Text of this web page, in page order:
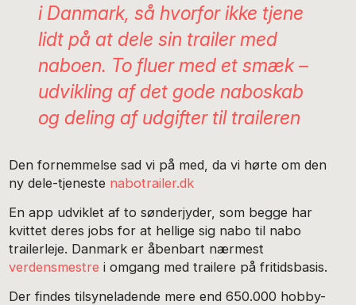
i Danmark, så hvorfor ikke tjene
lidt på at dele sin trailer med
naboen. To fluer med et smæk –
udvikling af det gode naboskab
og deling af udgifter til traileren
Den fornemmelse sad vi på med, da vi hørte om den
ny dele-tjeneste nabotrailer.dk
En app udviklet af to sønderjyder, som begge har
kvittet deres jobs for at hellige sig nabo til nabo
trailerleje. Danmark er åbenbart nærmest
verdensmestre i omgang med trailere på fritidsbasis.
Der findes tilsyneladende mere end 650.000 hobby-